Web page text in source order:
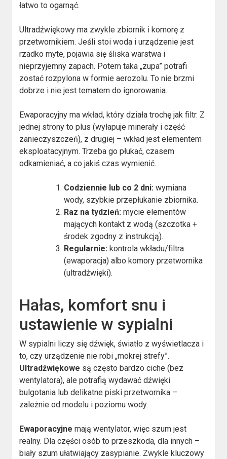
łatwo to ogarnąć.
Ultradźwiękowy ma zwykle zbiornik i komorę z
przetwornikiem. Jeśli stoi woda i urządzenie jest
rzadko myte, pojawia się śliska warstwa i
nieprzyjemny zapach. Potem taka „zupa” potrafi
zostać rozpylona w formie aerozolu. To nie brzmi
dobrze i nie jest tematem do ignorowania.
Ewaporacyjny ma wkład, który działa trochę jak filtr. Z
jednej strony to plus (wyłapuje minerały i część
zanieczyszczeń), z drugiej – wkład jest elementem
eksploatacyjnym. Trzeba go płukać, czasem
odkamieniać, a co jakiś czas wymienić.
Codziennie lub co 2 dni: wymiana
wody, szybkie przepłukanie zbiornika.
Raz na tydzień: mycie elementów
mających kontakt z wodą (szczotka +
środek zgodny z instrukcją).
Regularnie: kontrola wkładu/filtra
(ewaporacja) albo komory przetwornika
(ultradźwięki).
Hałas, komfort snu i
ustawienie w sypialni
W sypialni liczy się dźwięk, światło z wyświetlacza i
to, czy urządzenie nie robi „mokrej strefy”.
Ultradźwiękowe są często bardzo ciche (bez
wentylatora), ale potrafią wydawać dźwięki
bulgotania lub delikatne piski przetwornika –
zależnie od modelu i poziomu wody.
Ewaporacyjne mają wentylator, więc szum jest
realny. Dla części osób to przeszkoda, dla innych –
biały szum ułatwiający zasypianie. Zwykle kluczowy